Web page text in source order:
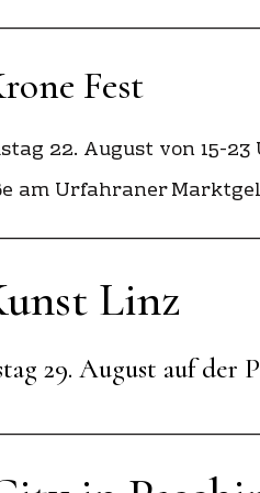
Fest
22. August von 15-23
am Urfahraner
Linz
29. August auf der